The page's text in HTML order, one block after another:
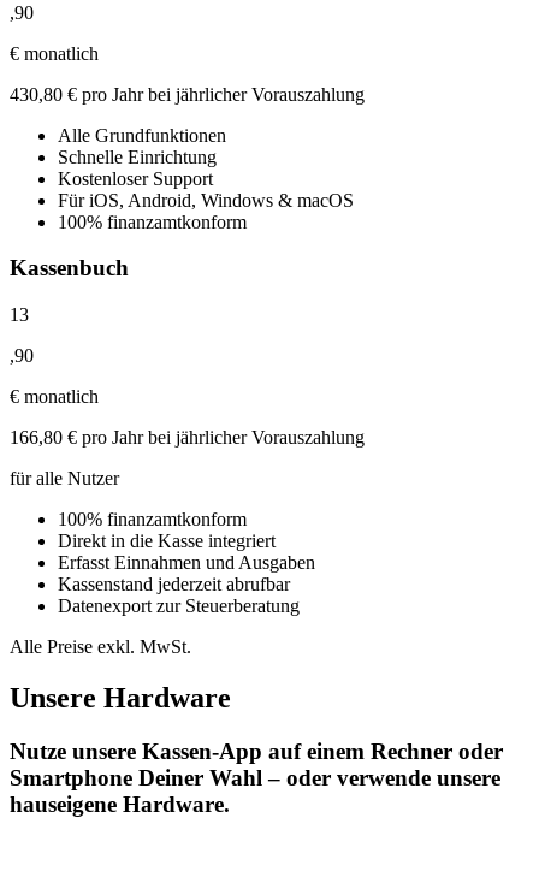
,90
€ monatlich
430,80 € pro Jahr bei jährlicher Vorauszahlung
Alle Grundfunktionen
Schnelle Einrichtung
Kostenloser Support
Für iOS, Android, Windows & macOS
100% finanzamtkonform
Kassenbuch
13
,90
€ monatlich
166,80 € pro Jahr bei jährlicher Vorauszahlung
für alle Nutzer
100% finanzamtkonform
Direkt in die Kasse integriert
Erfasst Einnahmen und Ausgaben
Kassenstand jederzeit abrufbar
Datenexport zur Steuerberatung
Alle Preise exkl. MwSt.
Unsere Hardware
Nutze unsere Kassen-App auf einem Rechner oder
Smartphone Deiner Wahl – oder verwende unsere
hauseigene Hardware.